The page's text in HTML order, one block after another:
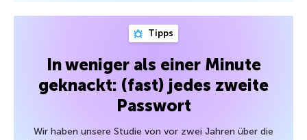
Tipps
In weniger als einer Minute
geknackt: (fast) jedes zweite
Passwort
Wir haben unsere Studie von vor zwei Jahren über die